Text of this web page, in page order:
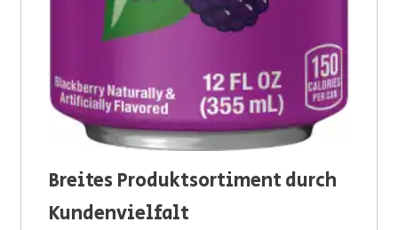
Breites Produktsortiment durch
Kundenvielfalt